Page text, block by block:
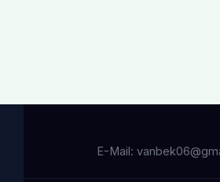
E-Mail: